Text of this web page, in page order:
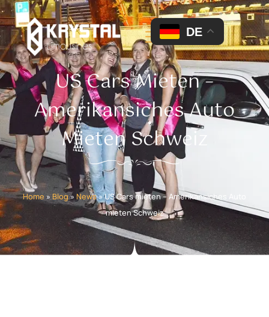
US Cars Mieten –
Amerikansiches Auto
Mieten Schweiz
Home» Blog» News»US Cars mieten – Amerikansiches Auto
mieten Schweiz
DE